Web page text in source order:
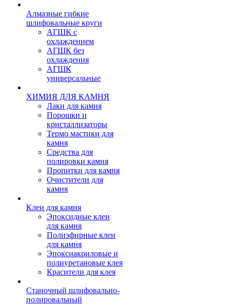
Алмазные гибкие
шлифовальные круги
АГШК с
охлаждением
АГШК без
охлаждения
АГШК
универсальные
ХИМИЯ ДЛЯ КАМНЯ
Лаки для камня
Порошки и
кристаллизаторы
Термо мастики для
камня
Средства для
полировки камня
Пропитки для камня
Очистители для
камня
Клеи для камня
Эпоксидные клеи
для камня
Полиэфирные клеи
для камня
Эпоксиакриловые и
полиуретановые клея
Красители для клея
Станочный шлифовально-
полировальный